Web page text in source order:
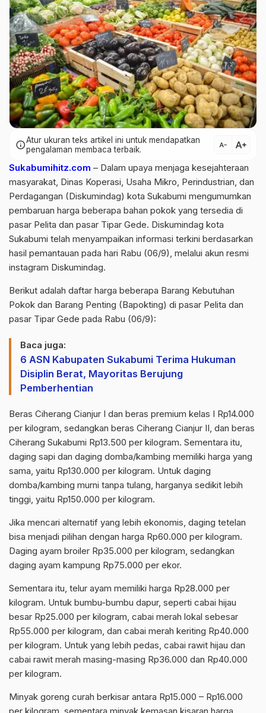
infoAtur ukuran teks artikel ini untuk mendapatkan
pengalaman membaca terbaik.
text_decrease text_increase
Sukabumihitz.com – Dalam upaya menjaga kesejahteraan
masyarakat, Dinas Koperasi, Usaha Mikro, Perindustrian, dan
Perdagangan (Diskumindag) kota Sukabumi mengumumkan
pembaruan harga beberapa bahan pokok yang tersedia di
pasar Pelita dan pasar Tipar Gede. Diskumindag kota
Sukabumi telah menyampaikan informasi terkini berdasarkan
hasil pemantauan pada hari Rabu (06/9), melalui akun resmi
instagram Diskumindag.
Berikut adalah daftar harga beberapa Barang Kebutuhan
Pokok dan Barang Penting (Bapokting) di pasar Pelita dan
pasar Tipar Gede pada Rabu (06/9):
Baca juga:
6 ASN Kabupaten Sukabumi Terima Hukuman
Disiplin Berat, Mayoritas Berujung
Pemberhentian
Beras Ciherang Cianjur I dan beras premium kelas I Rp14.000
per kilogram, sedangkan beras Ciherang Cianjur II, dan beras
Ciherang Sukabumi Rp13.500 per kilogram. Sementara itu,
daging sapi dan daging domba/kambing memiliki harga yang
sama, yaitu Rp130.000 per kilogram. Untuk daging
domba/kambing murni tanpa tulang, harganya sedikit lebih
tinggi, yaitu Rp150.000 per kilogram.
Jika mencari alternatif yang lebih ekonomis, daging tetelan
bisa menjadi pilihan dengan harga Rp60.000 per kilogram.
Daging ayam broiler Rp35.000 per kilogram, sedangkan
daging ayam kampung Rp75.000 per ekor.
Sementara itu, telur ayam memiliki harga Rp28.000 per
kilogram. Untuk bumbu-bumbu dapur, seperti cabai hijau
besar Rp25.000 per kilogram, cabai merah lokal sebesar
Rp55.000 per kilogram, dan cabai merah keriting Rp40.000
per kilogram. Untuk yang lebih pedas, cabai rawit hijau dan
cabai rawit merah masing-masing Rp36.000 dan Rp40.000
per kilogram.
Minyak goreng curah berkisar antara Rp15.000 – Rp16.000